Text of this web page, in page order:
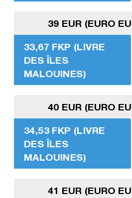
39 EUR (EURO
33,67 FKP (LIVRE
DES ÎLES
MALOUINES)
40 EUR (EURO
34,53 FKP (LIVRE
DES ÎLES
MALOUINES)
41 EUR (EURO